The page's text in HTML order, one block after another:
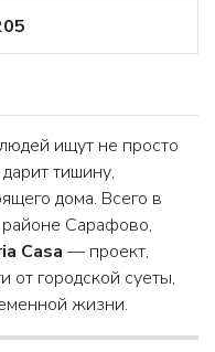
ищут не просто
тишину,
дома. Всего в
Сарафoво,
Casa — проект,
от городской суеты,
жизни.